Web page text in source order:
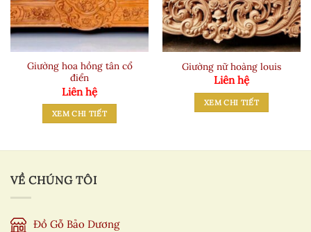
Giường hoa hồng tân cổ
điển
Liên hệ
XEM CHI TIẾT
Giường nữ hoàng louis
Liên hệ
XEM CHI TIẾT
VỀ CHÚNG TÔI
Đồ Gỗ Bảo Dương